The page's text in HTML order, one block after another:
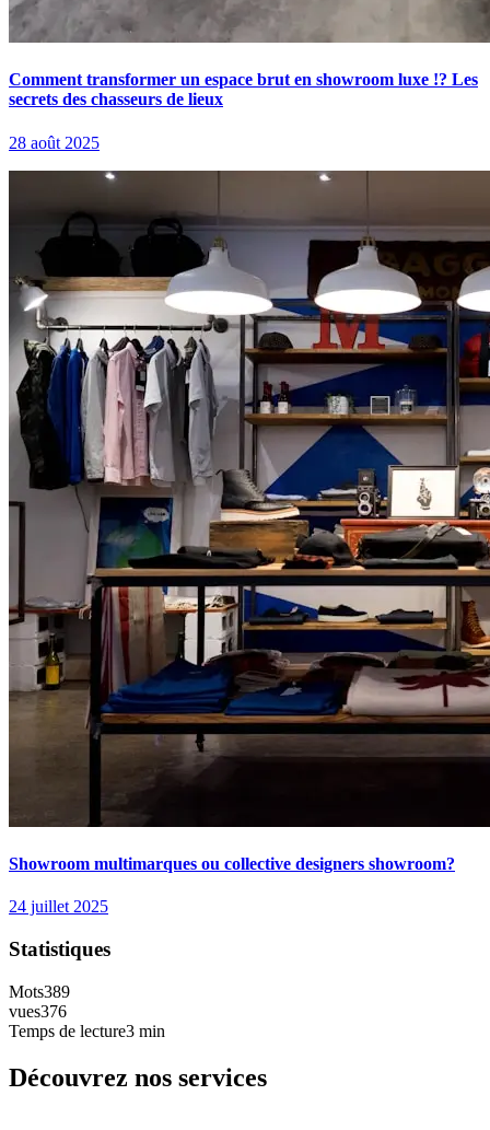
Comment transformer un espace brut en showroom luxe !? Les
secrets des chasseurs de lieux
28 août 2025
Showroom multimarques ou collective designers showroom?
24 juillet 2025
Statistiques
Mots389
vues376
Temps de lecture3 min
Découvrez nos services